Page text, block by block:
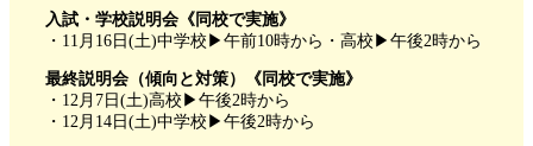
入試・学校説明会《同校で実施》
・11月16日(土)中学校▶午前10時から・高校▶午後2時から
最終説明会（傾向と対策）《同校で実施》
・12月7日(土)高校▶午後2時から
・12月14日(土)中学校▶午後2時から